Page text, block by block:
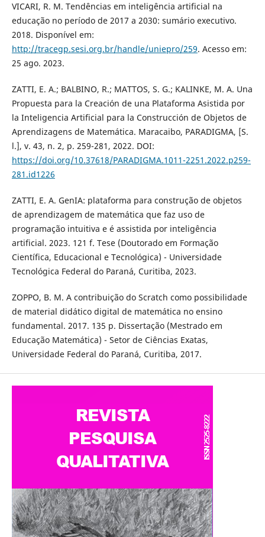
VICARI, R. M. Tendências em inteligência artificial na
educação no período de 2017 a 2030: sumário executivo.
2018. Disponível em:
http://tracegp.sesi.org.br/handle/uniepro/259. Acesso em:
25 ago. 2023.
ZATTI, E. A.; BALBINO, R.; MATTOS, S. G.; KALINKE, M. A. Una
Propuesta para la Creación de una Plataforma Asistida por
la Inteligencia Artificial para la Construcción de Objetos de
Aprendizagens de Matemática. Maracaibo, PARADIGMA, [S.
l.], v. 43, n. 2, p. 259-281, 2022. DOI:
https://doi.org/10.37618/PARADIGMA.1011-2251.2022.p259-
281.id1226
ZATTI, E. A. GenIA: plataforma para construção de objetos
de aprendizagem de matemática que faz uso de
programação intuitiva e é assistida por inteligência
artificial. 2023. 121 f. Tese (Doutorado em Formação
Científica, Educacional e Tecnológica) - Universidade
Tecnológica Federal do Paraná, Curitiba, 2023.
ZOPPO, B. M. A contribuição do Scratch como possibilidade
de material didático digital de matemática no ensino
fundamental. 2017. 135 p. Dissertação (Mestrado em
Educação Matemática) - Setor de Ciências Exatas,
Universidade Federal do Paraná, Curitiba, 2017.